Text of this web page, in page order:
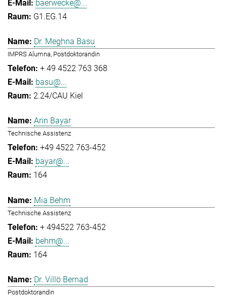
baerwecke@...
G1.EG.14
Dr. Meghna Basu
IMPRS Alumna, Postdoktorandin
+ 49 4522 763 368
basu@...
2.24/CAU Kiel
Arin Bayar
Technische Assistenz
+49 4522 763-452
bayar@...
164
Mia Behm
Technische Assistenz
+ 494522 763-452
behm@...
164
Dr. Villö Bernad
Postdoktorandin